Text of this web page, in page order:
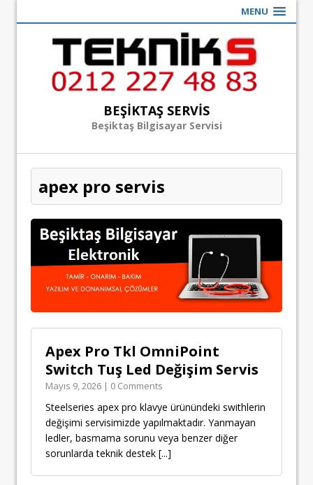
MENU
BEŞIKTAŞ SERVIS
Beşiktaş Bilgisayar Servisi
apex pro servis
Apex Pro Tkl OmniPoint
Switch Tuş Led Değişim Servis
Mayıs 9, 2026 | 0 Comments
Steelseries apex pro klavye ürünündeki swithlerin
değişimi servisimizde yapılmaktadır. Yanmayan
ledler, basmama sorunu veya benzer diğer
sorunlarda teknik destek [...]